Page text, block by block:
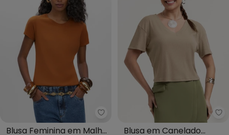
Essendi - Blusa Feminina em
Blusa Feminina em Malha
Blusa em Canelado